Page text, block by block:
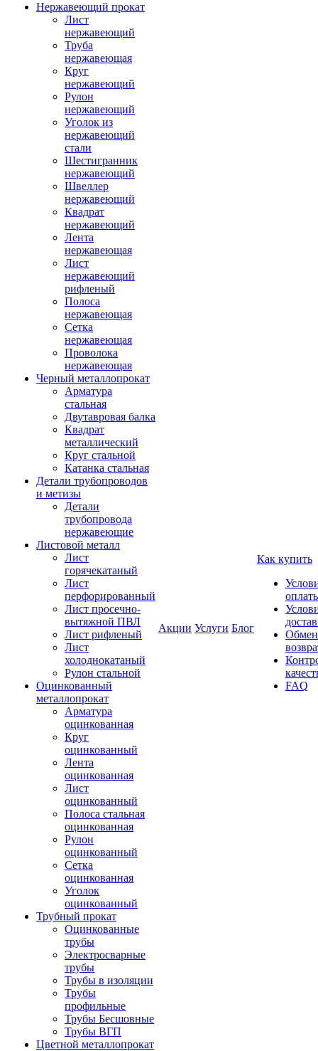
Нержавеющий прокат
Лист
нержавеющий
Труба
нержавеющая
Круг
нержавеющий
Рулон
нержавеющий
Уголок из
нержавеющий
стали
Шестигранник
нержавеющий
Швеллер
нержавеющий
Квадрат
нержавеющий
Лента
нержавеющая
Лист
нержавеющий
рифленый
Полоса
нержавеющая
Сетка
нержавеющая
Проволока
нержавеющая
Черный металлопрокат
Арматура
стальная
Двутавровая балка
Квадрат
металлический
Круг стальной
Катанка стальная
Детали трубопроводов
и метизы
Детали
трубопровода
нержавеющие
Листовой металл
Лист
горячекатаный
Лист
перфорированный
Лист просечно-
вытяжной ПВЛ
Лист рифленый
Лист
холоднокатаный
Рулон стальной
Оцинкованный
металлопрокат
Арматура
оцинкованная
Круг
оцинкованный
Лента
оцинкованная
Лист
оцинкованный
Полоса стальная
оцинкованная
Рулон
оцинкованный
Сетка
оцинкованная
Уголок
оцинкованный
Трубный прокат
Оцинкованные
трубы
Электросварные
трубы
Трубы в изоляции
Трубы
профильные
Трубы Бесшовные
Трубы ВГП
Цветной металлопрокат
Акции Услуги Блог
Как купить
FAQ